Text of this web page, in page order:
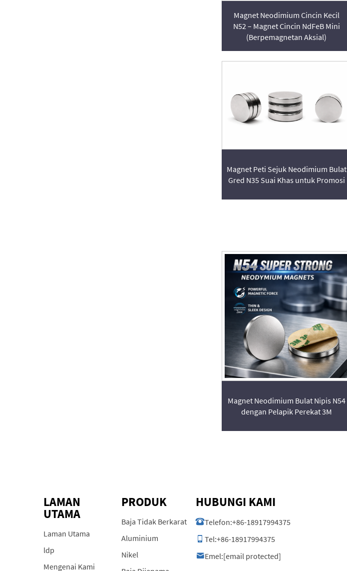
Magnet Neodimium Cincin Kecil
N52 – Magnet Cincin NdFeB Mini
(Berpemagnetan Aksial)
Magnet Peti Sejuk Neodimium Bulat
Gred N35 Suai Khas untuk Promosi
Magnet Neodimium Bulat Nipis N54
dengan Pelapik Perekat 3M
LAMAN
UTAMA
Laman Utama
ldp
Mengenai Kami
PRODUK
Baja Tidak Berkarat
Aluminium
Nikel
HUBUNGI KAMI
Telefon:+86-18917994375
Tel:+86-18917994375
Emel:[email protected]